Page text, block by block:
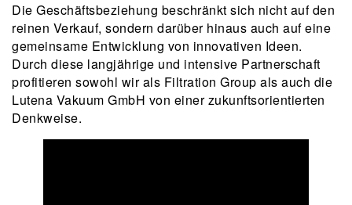
Die Geschäftsbeziehung beschränkt sich nicht auf den
reinen Verkauf, sondern darüber hinaus auch auf eine
gemeinsame Entwicklung von innovativen Ideen.
Durch diese langjährige und intensive Partnerschaft
profitieren sowohl wir als Filtration Group als auch die
Lutena Vakuum GmbH von einer zukunftsorientierten
Denkweise.